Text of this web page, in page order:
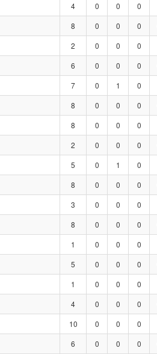
4 0 0 0
8 0 0 0
2 0 0 0
6 0 0 0
7 0 1 0
8 0 0 0
8 0 0 0
2 0 0 0
5 0 1 0
8 0 0 0
3 0 0 0
8 0 0 0
1 0 0 0
5 0 0 0
1 0 0 0
4 0 0 0
10 0 0 0
6 0 0 0